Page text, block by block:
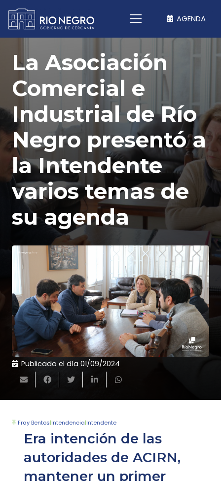
AGENDA
La Asociación
Comercial e
Industrial de Río
Negro presentó a
la Intendente
varios temas de
su agenda
Publicado el día 01/09/2024
Fray Bentos|Intendencia|Intendente
Era intención de las
autoridades de ACIRN,
mantener un primer